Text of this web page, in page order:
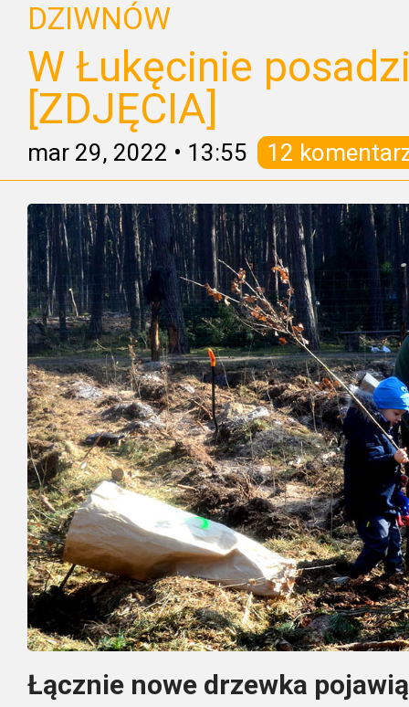
DZIWNÓW
W Łukęcinie
[ZDJĘCIA]
mar 29, 2022 • 13:55 12
Łącznie nowe drzewka